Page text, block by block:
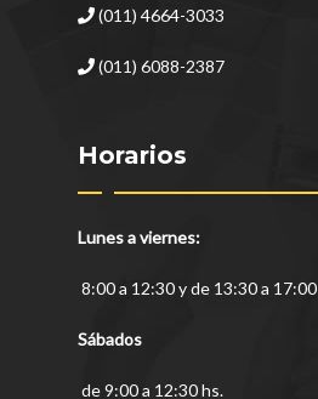
(011) 4664-3033
(011) 6088-2387
Horarios
Lunes a viernes:
8:00 a 12:30 y de 13:30 a 17:00
Sábados
de 9:00 a 12:30 hs.